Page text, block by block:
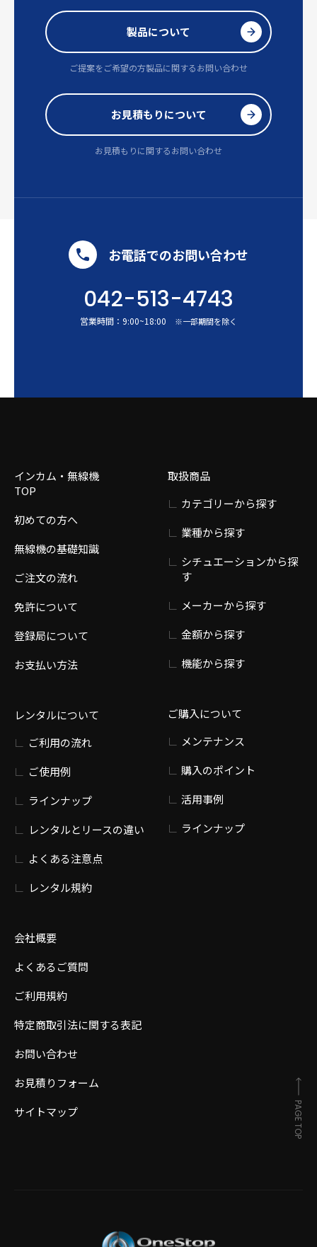
製品について
ご提案をご希望の方製品に関するお問い合わせ
お見積もりについて
お見積もりに関するお問い合わせ
お電話でのお問い合わせ
042-513-4743
営業時間： 9:00~18:00 ※一部期間を除く
インカム・無線機
TOP
初めての方へ
無線機の基礎知識
ご注文の流れ
免許について
登録局について
お支払い方法
レンタルについて
ご利用の流れ
ご使用例
ラインナップ
レンタルとリースの違い
よくある注意点
レンタル規約
会社概要
よくあるご質問
ご利用規約
特定商取引法に関する表記
お問い合わせ
お見積りフォーム
サイトマップ
取扱商品
カテゴリーから探す
業種から探す
シチュエーションから探
す
メーカーから探す
金額から探す
機能から探す
ご購入について
メンテナンス
購入のポイント
活用事例
ラインナップ
PAGE TOP